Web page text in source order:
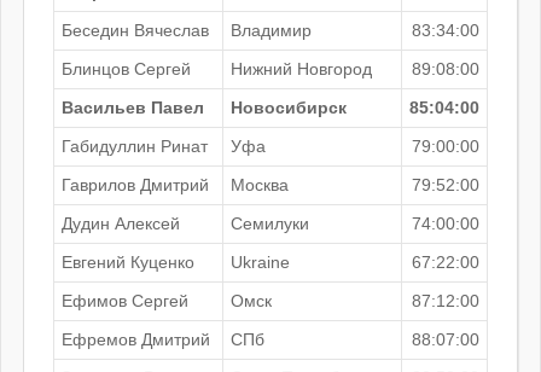
Беседин Вячеслав Владимир
83:34:00
Блинцов Сергей
Нижний Новгород
89:08:00
Васильев Павел
Новосибирск
85:04:00
Габидуллин Ринат
Уфа
79:00:00
Гаврилов Дмитрий
Москва
79:52:00
Дудин Алексей
Семилуки
74:00:00
Евгений Куценко
Ukraine
67:22:00
Ефимов Сергей
Омск
87:12:00
Ефремов Дмитрий
СПб
88:07:00